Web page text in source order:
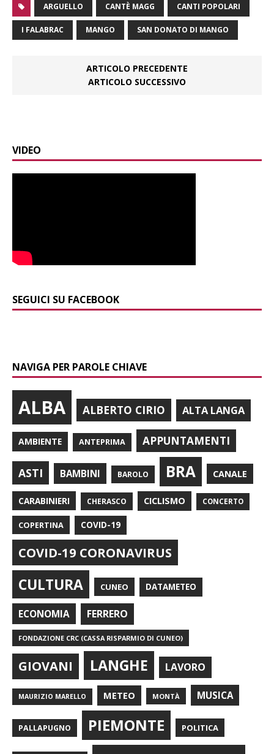
ARGUELLO CANTÈ MAGG CANTI POPOLARI
I FALABRAC MANGO SAN DONATO DI MANGO
ARTICOLO PRECEDENTE
ARTICOLO SUCCESSIVO
VIDEO
SEGUICI SU FACEBOOK
NAVIGA PER PAROLE CHIAVE
ALBA ALBERTO CIRIO ALTA LANGA
AMBIENTE ANTEPRIMA APPUNTAMENTI
ASTI BAMBINI BAROLO BRA CANALE
CARABINIERI CHERASCO CICLISMO CONCERTO
COPERTINA COVID-19
COVID-19 CORONAVIRUS
CULTURA CUNEO DATAMETEO
ECONOMIA FERRERO
FONDAZIONE CRC (CASSA RISPARMIO DI CUNEO)
GIOVANI LANGHE LAVORO
MAURIZIO MARELLO METEO MONTÀ MUSICA
PALLAPUGNO PIEMONTE POLITICA